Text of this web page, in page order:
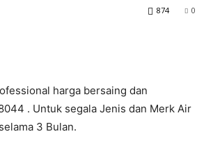
0
874
harga bersaing dan
. Untuk segala Jenis dan Merk Air
3 Bulan.